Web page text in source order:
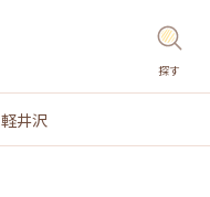
探す
軽井沢